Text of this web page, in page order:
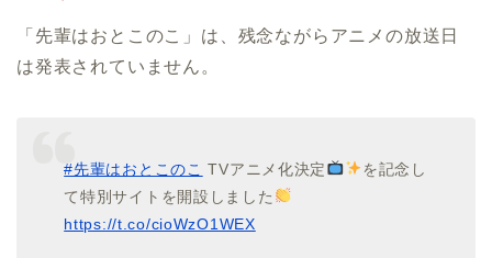
「先輩はおとこのこ」は、残念ながらアニメの放送日
は発表されていません。
#先輩はおとこのこ TVアニメ化決定
を記念し
て特別サイトを開設しました
https://t.co/cioWzO1WEX